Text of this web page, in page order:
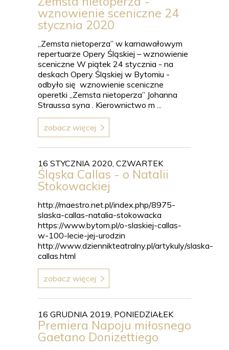
wznowienie sceniczne 24
stycznia 2020
„Zemsta nietoperza” w karnawałowym
repertuarze Opery Śląskiej – wznowienie
sceniczne W piątek 24 stycznia - na
deskach Opery Śląskiej w Bytomiu -
odbyło się wznowienie sceniczne
operetki „Zemsta nietoperza” Johanna
Straussa syna . Kierownictwo m ...
zobacz więcej
16 STYCZNIA 2020, CZWARTEK
Śląska Callas - o Natalii
Stokowackiej
http://maestro.net.pl/index.php/8975-
slaska-callas-natalia-stokowacka
https://www.bytom.pl/o-slaskiej-callas-
w-100-lecie-jej-urodzin
http://www.dziennikteatralny.pl/artykuly/slaska-
callas.html
zobacz więcej
16 GRUDNIA 2019, PONIEDZIAŁEK
Premiera Napoju miłosnego
Gaetano Donizettiego